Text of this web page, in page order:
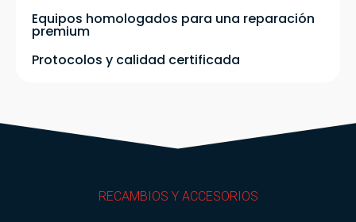
Equipos homologados para una reparación
premium
Protocolos y calidad certificada
RECAMBIOS Y ACCESORIOS